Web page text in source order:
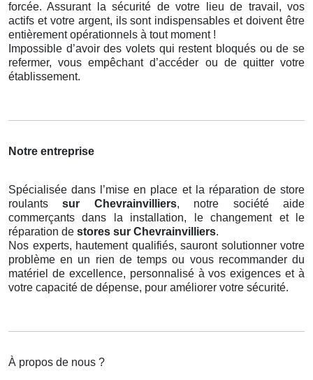
forcée. Assurant la sécurité de votre lieu de travail, vos
actifs et votre argent, ils sont indispensables et doivent être
entièrement opérationnels à tout moment !
Impossible d’avoir des volets qui restent bloqués ou de se
refermer, vous empêchant d’accéder ou de quitter votre
établissement.
Notre entreprise
Spécialisée dans l’mise en place et la réparation de store
roulantssur Chevrainvilliers, notre société aide
commerçants dans la installation, le changement et le
réparation de stores sur Chevrainvilliers.
Nos experts, hautement qualifiés, sauront solutionner votre
problème en un rien de temps ou vous recommander du
matériel de excellence, personnalisé à vos exigences et à
votre capacité de dépense, pour améliorer votre sécurité.
À propos de nous ?